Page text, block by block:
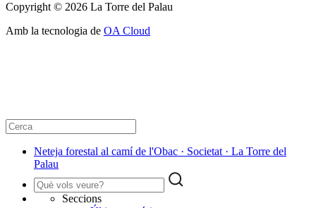
Copyright © 2026 La Torre del Palau
Amb la tecnologia de OA Cloud
Neteja forestal al camí de l'Obac · Societat · La Torre del
Palau
Seccions